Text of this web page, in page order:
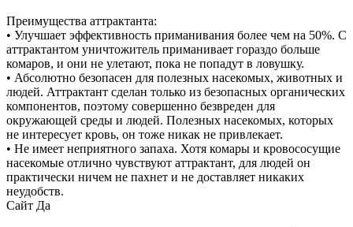
Преимущества аттрактанта:
• Улучшает эффективность приманивания более чем на 50%. С
аттрактантом уничтожитель приманивает гораздо больше
комаров, и они не улетают, пока не попадут в ловушку.
• Абсолютно безопасен для полезных насекомых, животных и
людей. Аттрактант сделан только из безопасных органических
компонентов, поэтому совершенно безвреден для
окружающей среды и людей. Полезных насекомых, которых
не интересует кровь, он тоже никак не привлекает.
• Не имеет неприятного запаха. Хотя комары и кровососущие
насекомые отлично чувствуют аттрактант, для людей он
практически ничем не пахнет и не доставляет никаких
неудобств.
Сайт Да